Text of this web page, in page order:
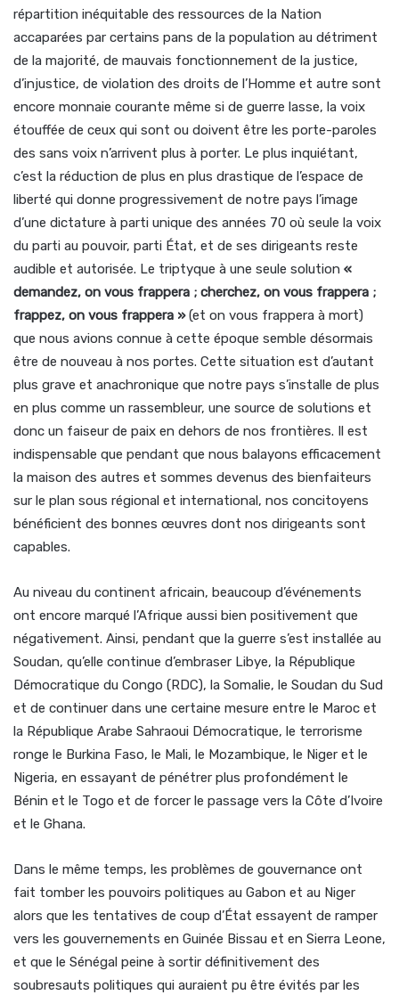
répartition inéquitable des ressources de la Nation
accaparées par certains pans de la population au détriment
de la majorité, de mauvais fonctionnement de la justice,
d’injustice, de violation des droits de l’Homme et autre sont
encore monnaie courante même si de guerre lasse, la voix
étouffée de ceux qui sont ou doivent être les porte-paroles
des sans voix n’arrivent plus à porter. Le plus inquiétant,
c’est la réduction de plus en plus drastique de l’espace de
liberté qui donne progressivement de notre pays l’image
d’une dictature à parti unique des années 70 où seule la voix
du parti au pouvoir, parti État, et de ses dirigeants reste
audible et autorisée. Le triptyque à une seule solution «
demandez, on vous frappera ; cherchez, on vous frappera ;
frappez, on vous frappera »(et on vous frappera à mort)
que nous avions connue à cette époque semble désormais
être de nouveau à nos portes. Cette situation est d’autant
plus grave et anachronique que notre pays s’installe de plus
en plus comme un rassembleur, une source de solutions et
donc un faiseur de paix en dehors de nos frontières. Il est
indispensable que pendant que nous balayons efficacement
la maison des autres et sommes devenus des bienfaiteurs
sur le plan sous régional et international, nos concitoyens
bénéficient des bonnes œuvres dont nos dirigeants sont
capables.
Au niveau du continent africain, beaucoup d’événements
ont encore marqué l’Afrique aussi bien positivement que
négativement. Ainsi, pendant que la guerre s’est installée au
Soudan, qu’elle continue d’embraser Libye, la République
Démocratique du Congo (RDC), la Somalie, le Soudan du Sud
et de continuer dans une certaine mesure entre le Maroc et
la République Arabe Sahraoui Démocratique, le terrorisme
ronge le Burkina Faso, le Mali, le Mozambique, le Niger et le
Nigeria, en essayant de pénétrer plus profondément le
Bénin et le Togo et de forcer le passage vers la Côte d’Ivoire
et le Ghana.
Dans le même temps, les problèmes de gouvernance ont
fait tomber les pouvoirs politiques au Gabon et au Niger
alors que les tentatives de coup d’État essayent de ramper
vers les gouvernements en Guinée Bissau et en Sierra Leone,
et que le Sénégal peine à sortir définitivement des
soubresauts politiques qui auraient pu être évités par les